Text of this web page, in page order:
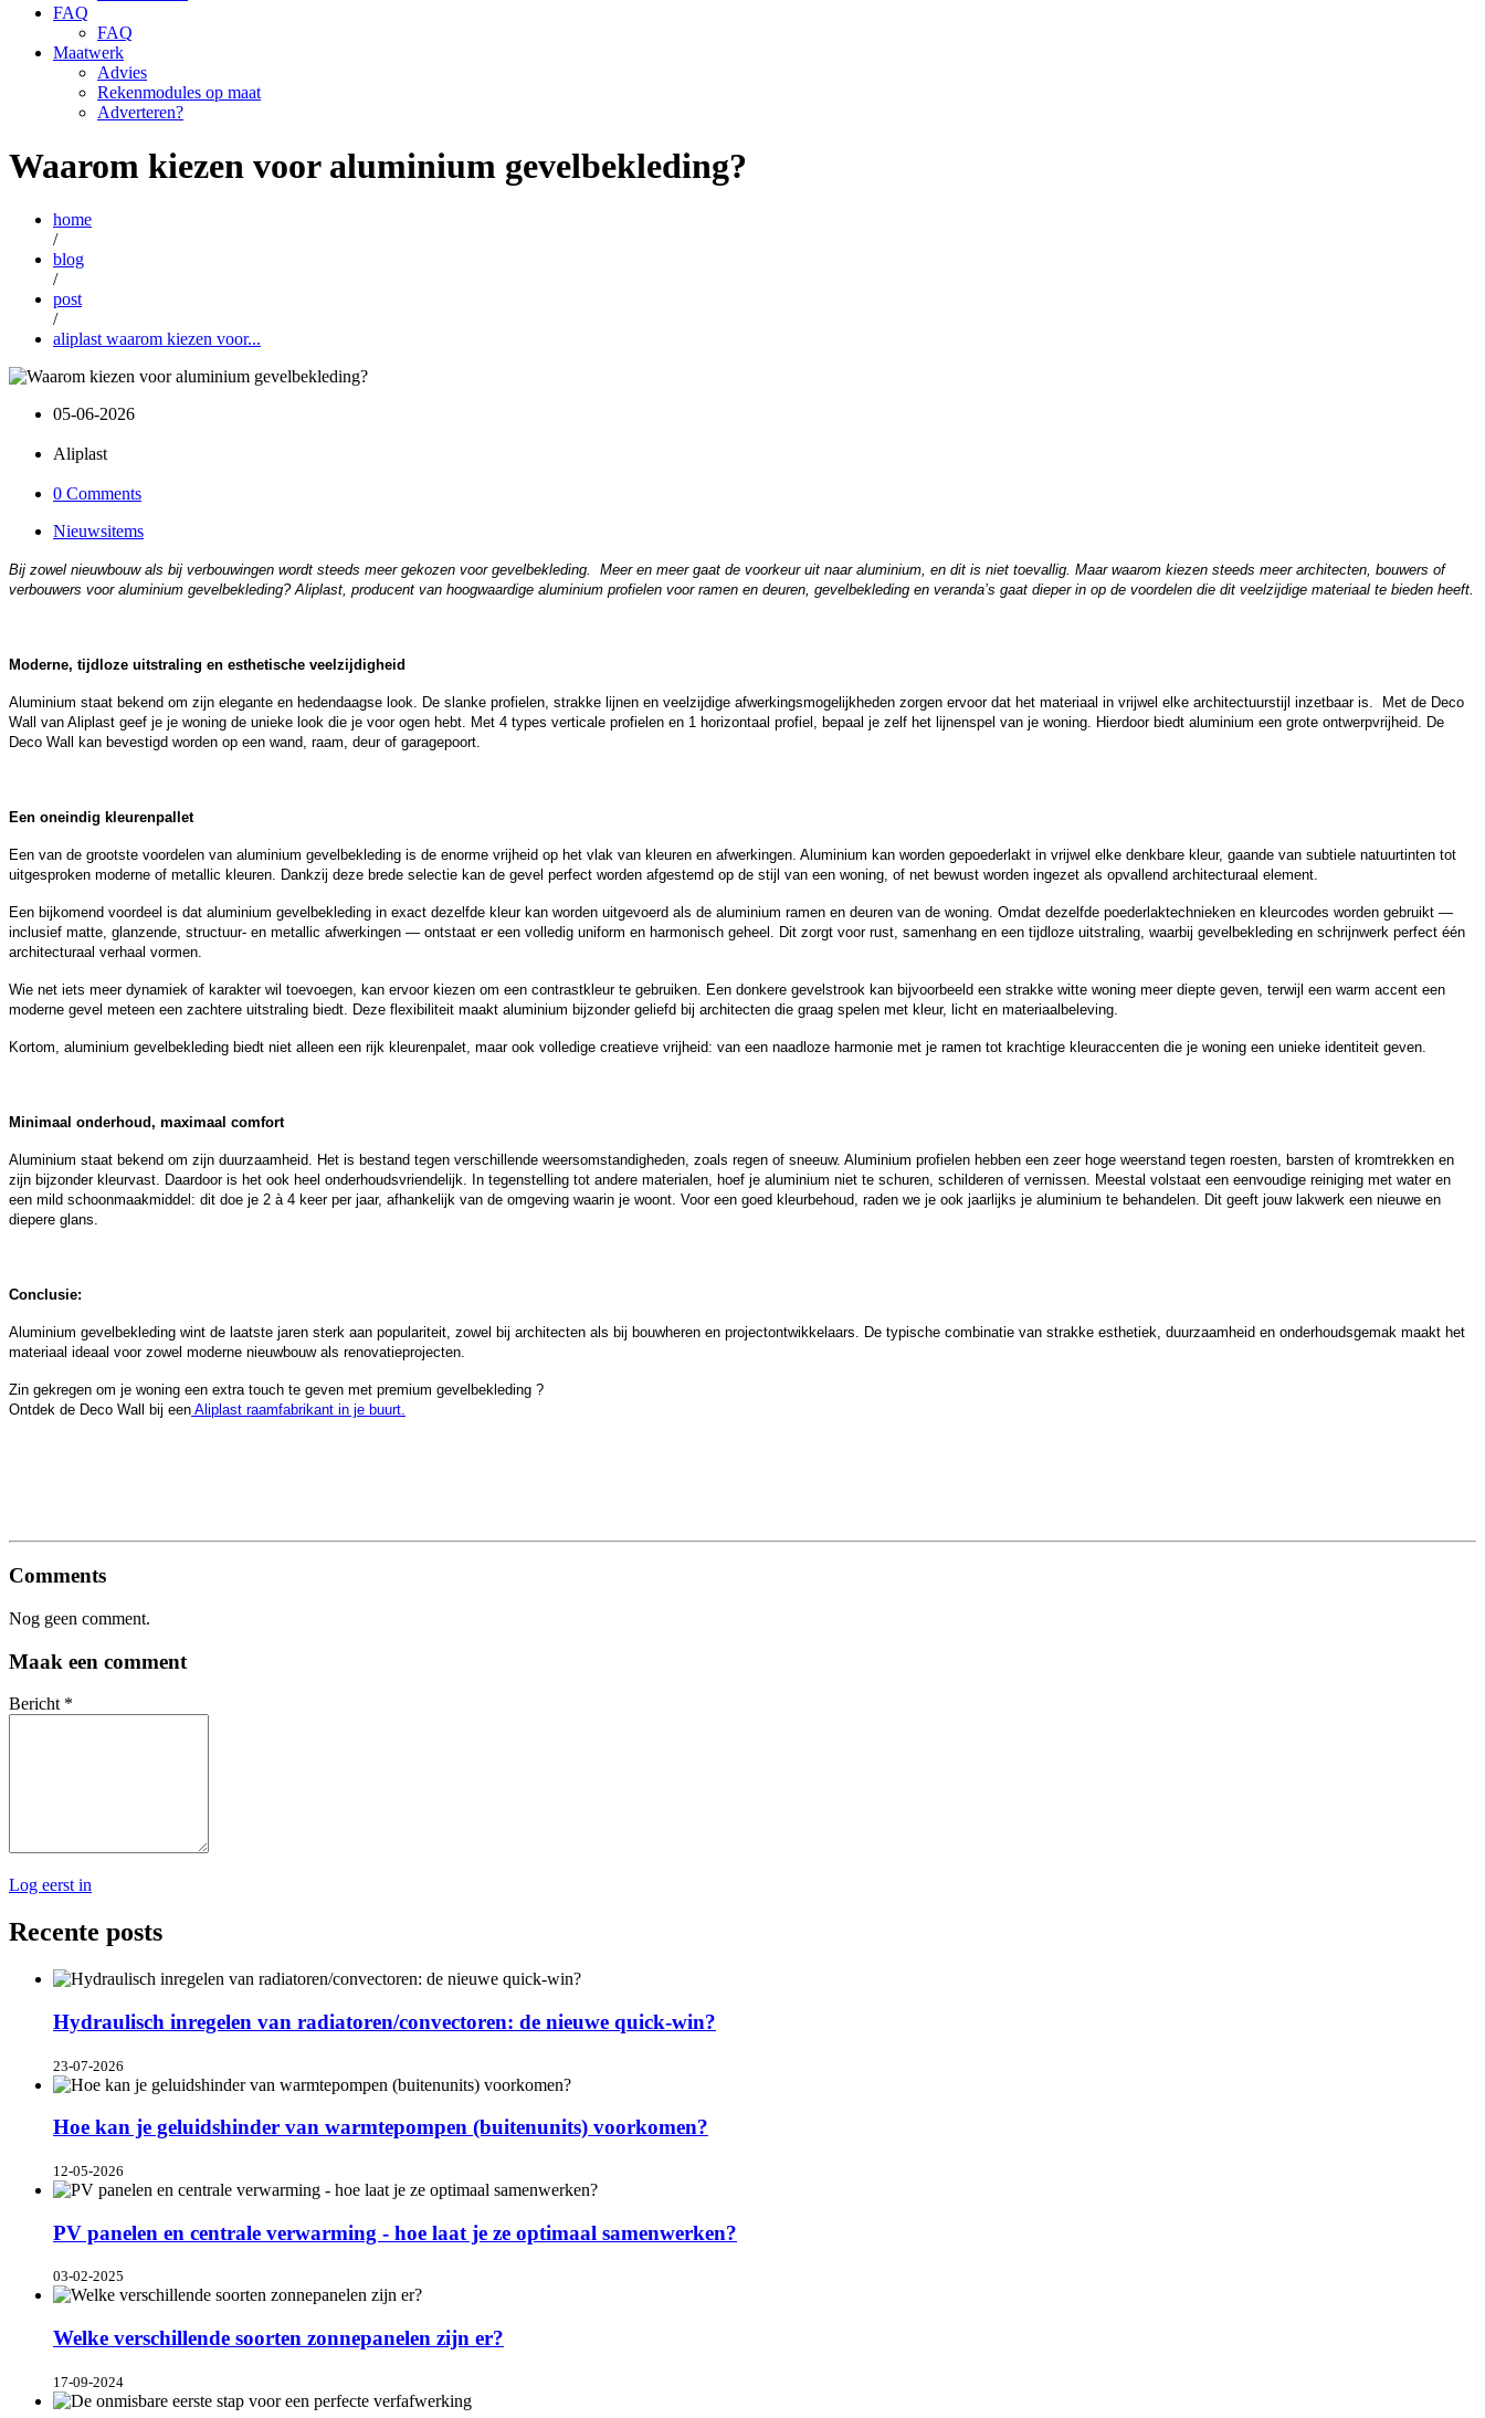
FAQ
FAQ
Maatwerk
Advies
Rekenmodules op maat
Adverteren?
Waarom kiezen voor aluminium gevelbekleding?
home
/
blog
/
post
/
aliplast waarom kiezen voor...
05-06-2026
Aliplast
0 Comments
Nieuwsitems
Bij zowel nieuwbouw als bij verbouwingen wordt steeds meer gekozen voor gevelbekleding. Meer en meer gaat de voorkeur uit naar aluminium, en dit is niet toevallig. Maar waarom kiezen steeds meer architecten, bouwers of
verbouwers voor aluminium gevelbekleding? Aliplast, producent van hoogwaardige aluminium profielen voor ramen en deuren, gevelbekleding en veranda’s gaat dieper in op de voordelen die dit veelzijdige materiaal te bieden heeft.
Moderne, tijdloze uitstraling en esthetische veelzijdigheid
Aluminium staat bekend om zijn elegante en hedendaagse look. De slanke profielen, strakke lijnen en veelzijdige afwerkingsmogelijkheden zorgen ervoor dat het materiaal in vrijwel elke architectuurstijl inzetbaar is. Met de Deco
Wall van Aliplast geef je je woning de unieke look die je voor ogen hebt. Met 4 types verticale profielen en 1 horizontaal profiel, bepaal je zelf het lijnenspel van je woning. Hierdoor biedt aluminium een grote ontwerpvrijheid. De
Deco Wall kan bevestigd worden op een wand, raam, deur of garagepoort.
Een oneindig kleurenpallet
Een van de grootste voordelen van aluminium gevelbekleding is de enorme vrijheid op het vlak van kleuren en afwerkingen. Aluminium kan worden gepoederlakt in vrijwel elke denkbare kleur, gaande van subtiele natuurtinten tot
uitgesproken moderne of metallic kleuren. Dankzij deze brede selectie kan de gevel perfect worden afgestemd op de stijl van een woning, of net bewust worden ingezet als opvallend architecturaal element.
Een bijkomend voordeel is dat aluminium gevelbekleding in exact dezelfde kleur kan worden uitgevoerd als de aluminium ramen en deuren van de woning. Omdat dezelfde poederlaktechnieken en kleurcodes worden gebruikt —
inclusief matte, glanzende, structuur- en metallic afwerkingen — ontstaat er een volledig uniform en harmonisch geheel. Dit zorgt voor rust, samenhang en een tijdloze uitstraling, waarbij gevelbekleding en schrijnwerk perfect één
architecturaal verhaal vormen.
Wie net iets meer dynamiek of karakter wil toevoegen, kan ervoor kiezen om een contrastkleur te gebruiken. Een donkere gevelstrook kan bijvoorbeeld een strakke witte woning meer diepte geven, terwijl een warm accent een
moderne gevel meteen een zachtere uitstraling biedt. Deze flexibiliteit maakt aluminium bijzonder geliefd bij architecten die graag spelen met kleur, licht en materiaalbeleving.
Kortom, aluminium gevelbekleding biedt niet alleen een rijk kleurenpalet, maar ook volledige creatieve vrijheid: van een naadloze harmonie met je ramen tot krachtige kleuraccenten die je woning een unieke identiteit geven.
Minimaal onderhoud, maximaal comfort
Aluminium staat bekend om zijn duurzaamheid. Het is bestand tegen verschillende weersomstandigheden, zoals regen of sneeuw. Aluminium profielen hebben een zeer hoge weerstand tegen roesten, barsten of kromtrekken en
zijn bijzonder kleurvast. Daardoor is het ook heel onderhoudsvriendelijk. In tegenstelling tot andere materialen, hoef je aluminium niet te schuren, schilderen of vernissen. Meestal volstaat een eenvoudige reiniging met water en
een mild schoonmaakmiddel: dit doe je 2 à 4 keer per jaar, afhankelijk van de omgeving waarin je woont. Voor een goed kleurbehoud, raden we je ook jaarlijks je aluminium te behandelen. Dit geeft jouw lakwerk een nieuwe en
diepere glans.
Conclusie:
Aluminium gevelbekleding wint de laatste jaren sterk aan populariteit, zowel bij architecten als bij bouwheren en projectontwikkelaars. De typische combinatie van strakke esthetiek, duurzaamheid en onderhoudsgemak maakt het
materiaal ideaal voor zowel moderne nieuwbouw als renovatieprojecten.
Zin gekregen om je woning een extra touch te geven met premium gevelbekleding ?
Ontdek de Deco Wall bij een Aliplast raamfabrikant in je buurt.
Comments
Nog geen comment.
Maak een comment
Bericht *
Log eerst in
Recente posts
Hydraulisch inregelen van radiatoren/convectoren: de nieuwe quick-win?
23-07-2026
Hoe kan je geluidshinder van warmtepompen (buitenunits) voorkomen?
12-05-2026
PV panelen en centrale verwarming - hoe laat je ze optimaal samenwerken?
03-02-2025
Welke verschillende soorten zonnepanelen zijn er?
17-09-2024